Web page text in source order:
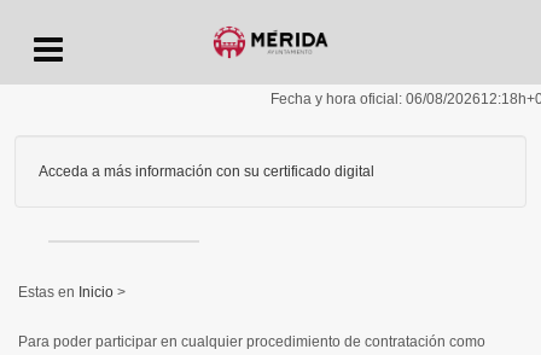
Fecha y hora oficial: 06/08/202612:18h
Acceda a más información con su certificado digital
Inicio >
Para poder participar en cualquier procedimiento de contratación como